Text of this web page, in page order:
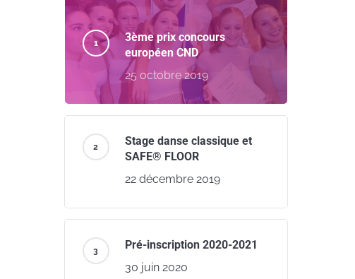
3ème prix concours
européen CND
25 octobre 2019
Stage danse classique et
SAFE® FLOOR
22 décembre 2019
Pré-inscription 2020-2021
30 juin 2020